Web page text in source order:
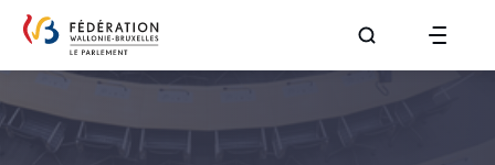
Aller à la page